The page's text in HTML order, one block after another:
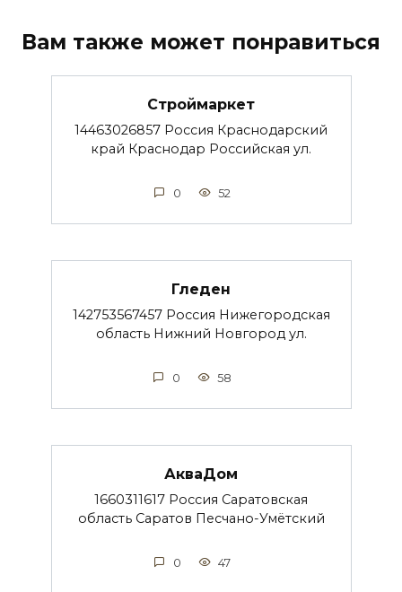
Вам также может понравиться
Строймаркет
14463026857 Россия Краснодарский
край Краснодар Российская ул.
0 52
Гледен
142753567457 Россия Нижегородская
область Нижний Новгород ул.
0 58
АкваДом
1660311617 Россия Саратовская
область Саратов Песчано-Умётский
0 47